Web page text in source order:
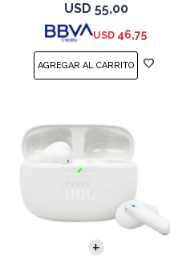
USD 55,00
USD 46,75